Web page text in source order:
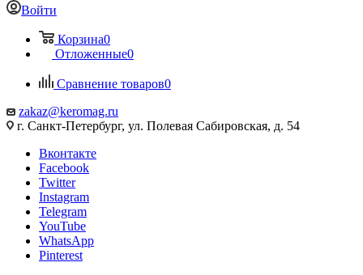
Войти
Корзина0
Отложенные0
Сравнение товаров0
zakaz@keromag.ru
г. Санкт-Петербург, ул. Полевая Сабировская, д. 54
Вконтакте
Facebook
Twitter
Instagram
Telegram
YouTube
WhatsApp
Pinterest